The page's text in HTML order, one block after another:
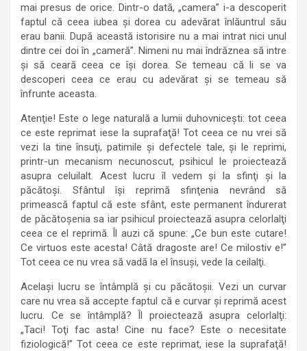
mai presus de orice. Dintr-o dată, „camera” i-a descoperit
faptul că ceea iubea şi dorea cu adevărat înlăuntrul său
erau banii. După această istorisire nu a mai intrat nici unul
dintre cei doi în „cameră”. Nimeni nu mai îndrăznea să intre
şi să ceară ceea ce îşi dorea. Se temeau că li se va
descoperi ceea ce erau cu adevărat şi se temeau să
înfrunte aceasta.
Atenţie! Este o lege naturală a lumii duhovniceşti: tot ceea
ce este reprimat iese la suprafaţă! Tot ceea ce nu vrei să
vezi la tine însuţi, patimile şi defectele tale, şi le reprimi,
printr-un mecanism necunoscut, psihicul le proiectează
asupra celuilalt. Acest lucru îl vedem şi la sfinţi şi la
păcătoşi. Sfântul îşi reprimă sfinţenia nevrând să
primească faptul că este sfânt, este permanent îndurerat
de păcătoşenia sa iar psihicul proiectează asupra celorlalţi
ceea ce el reprimă. Îl auzi că spune: „Ce bun este cutare!
Ce virtuos este acesta! Câtă dragoste are! Ce milostiv e!”
Tot ceea ce nu vrea să vadă la el însuşi, vede la ceilalţi.
Acelaşi lucru se întâmplă şi cu păcătoşii. Vezi un curvar
care nu vrea să accepte faptul că e curvar şi reprimă acest
lucru. Ce se întâmplă? Îl proiectează asupra celorlalţi:
„Taci! Toţi fac asta! Cine nu face? Este o necesitate
fiziologică!” Tot ceea ce este reprimat, iese la suprafaţă!